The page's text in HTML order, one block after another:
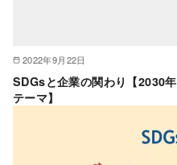
2022年9月22日
SDGsと企業の関わり【2030
テーマ】